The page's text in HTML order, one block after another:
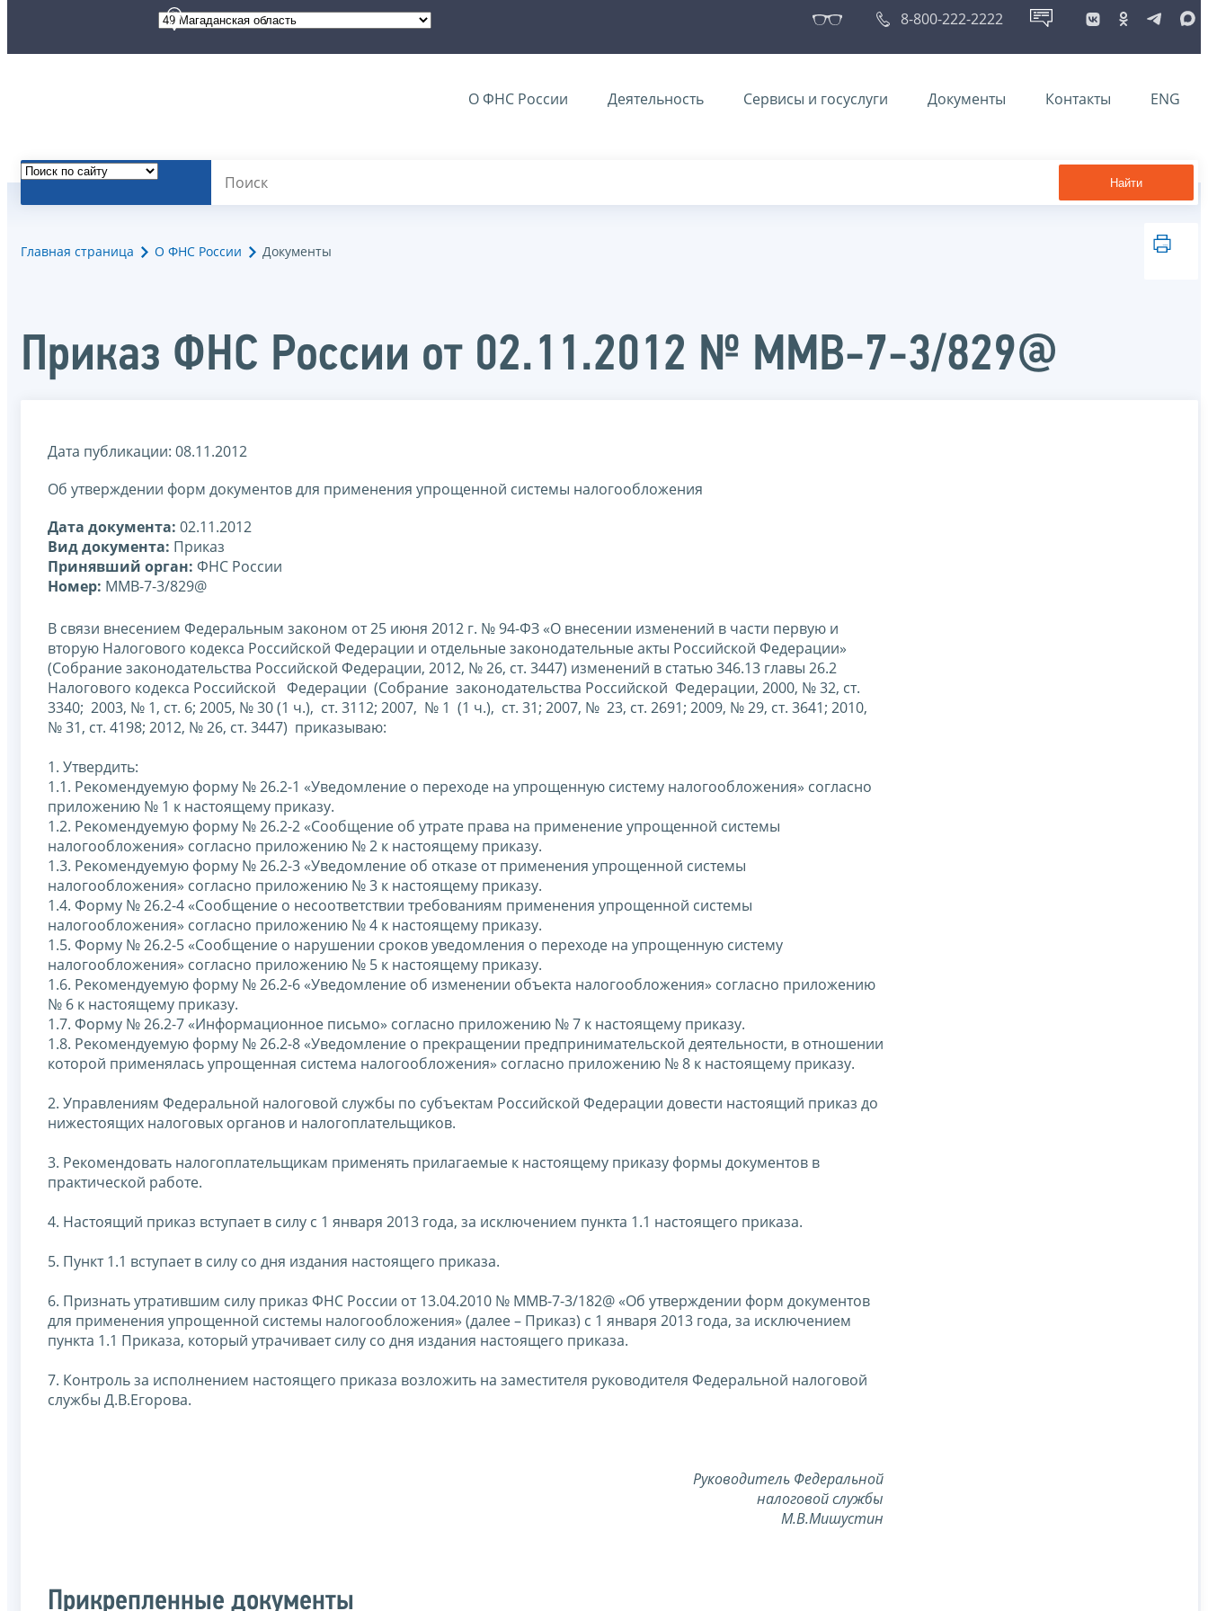
8-800-222-2222
О ФНС России Деятельность Сервисы и госуслуги Документы Контакты ENG
Найти
Главная страница О ФНС России Документы
Приказ ФНС России от 02.11.2012 № ММВ-7-3/829@
Дата публикации: 08.11.2012
Об утверждении форм документов для применения упрощенной системы налогообложения
Дата документа: 02.11.2012
Вид документа: Приказ
Принявший орган: ФНС России
Номер: ММВ-7-3/829@
В связи внесением Федеральным законом от 25 июня 2012 г. № 94-ФЗ «О внесении изменений в части первую и
вторую Налогового кодекса Российской Федерации и отдельные законодательные акты Российской Федерации»
(Собрание законодательства Российской Федерации, 2012, № 26, ст. 3447) изменений в статью 346.13 главы 26.2
Налогового кодекса Российской Федерации (Собрание законодательства Российской Федерации, 2000, № 32, ст.
3340; 2003, № 1, ст. 6; 2005, № 30 (1 ч.), ст. 3112; 2007, № 1 (1 ч.), ст. 31; 2007, № 23, ст. 2691; 2009, № 29, ст. 3641; 2010,
№ 31, ст. 4198; 2012, № 26, ст. 3447) приказываю:
1. Утвердить:
1.1. Рекомендуемую форму № 26.2-1 «Уведомление о переходе на упрощенную систему налогообложения» согласно
приложению № 1 к настоящему приказу.
1.2. Рекомендуемую форму № 26.2-2 «Сообщение об утрате права на применение упрощенной системы
налогообложения» согласно приложению № 2 к настоящему приказу.
1.3. Рекомендуемую форму № 26.2-3 «Уведомление об отказе от применения упрощенной системы
налогообложения» согласно приложению № 3 к настоящему приказу.
1.4. Форму № 26.2-4 «Сообщение о несоответствии требованиям применения упрощенной системы
налогообложения» согласно приложению № 4 к настоящему приказу.
1.5. Форму № 26.2-5 «Сообщение о нарушении сроков уведомления о переходе на упрощенную систему
налогообложения» согласно приложению № 5 к настоящему приказу.
1.6. Рекомендуемую форму № 26.2-6 «Уведомление об изменении объекта налогообложения» согласно приложению
№ 6 к настоящему приказу.
1.7. Форму № 26.2-7 «Информационное письмо» согласно приложению № 7 к настоящему приказу.
1.8. Рекомендуемую форму № 26.2-8 «Уведомление о прекращении предпринимательской деятельности, в отношении
которой применялась упрощенная система налогообложения» согласно приложению № 8 к настоящему приказу.
2. Управлениям Федеральной налоговой службы по субъектам Российской Федерации довести настоящий приказ до
нижестоящих налоговых органов и налогоплательщиков.
3. Рекомендовать налогоплательщикам применять прилагаемые к настоящему приказу формы документов в
практической работе.
4. Настоящий приказ вступает в силу с 1 января 2013 года, за исключением пункта 1.1 настоящего приказа.
5. Пункт 1.1 вступает в силу со дня издания настоящего приказа.
6. Признать утратившим силу приказ ФНС России от 13.04.2010 № ММВ-7-3/182@ «Об утверждении форм документов
для применения упрощенной системы налогообложения» (далее – Приказ) с 1 января 2013 года, за исключением
пункта 1.1 Приказа, который утрачивает силу со дня издания настоящего приказа.
7. Контроль за исполнением настоящего приказа возложить на заместителя руководителя Федеральной налоговой
службы Д.В.Егорова.
Руководитель Федеральной
налоговой службы
М.В.Мишустин
Прикрепленные документы